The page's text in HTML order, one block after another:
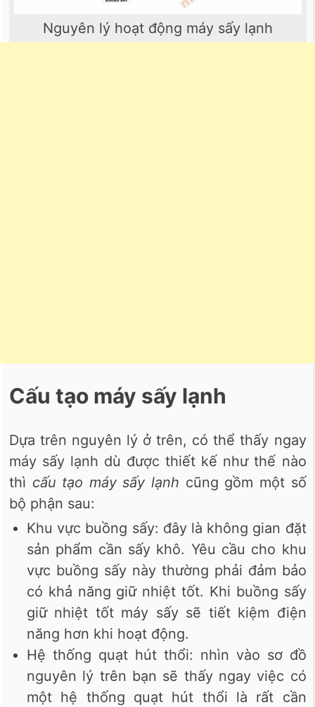
Nguyên lý hoạt động máy sấy lạnh
Cấu tạo máy sấy lạnh
Dựa trên nguyên lý ở trên, có thể thấy ngay
máy sấy lạnh dù được thiết kế như thế nào
thì cấu tạo máy sấy lạnh cũng gồm một số
bộ phận sau:
Khu vực buồng sấy: đây là không gian đặt
sản phẩm cần sấy khô. Yêu cầu cho khu
vực buồng sấy này thường phải đảm bảo
có khả năng giữ nhiệt tốt. Khi buồng sấy
giữ nhiệt tốt máy sấy sẽ tiết kiệm điện
năng hơn khi hoạt động.
Hệ thống quạt hút thổi: nhìn vào sơ đồ
nguyên lý trên bạn sẽ thấy ngay việc có
một hệ thống quạt hút thổi là rất cần